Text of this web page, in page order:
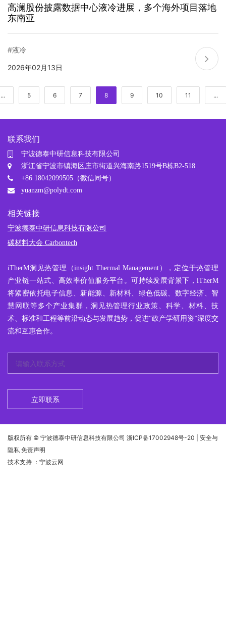
高澜股份披露数据中心液冷进展，多个海外项目落地
东南亚
#液冷
2026年02月13日
... 5 6 7 8 9 10 11 ...
联系我们
宁波德泰中研信息科技有限公司
浙江省宁波市镇海区庄市街道兴海南路1519号B栋B2-518
+86 18042099505（微信同号）
yuanzm@polydt.com
相关链接
宁波德泰中研信息科技有限公司
碳材料大会 Carbontech
iTherM洞见热管理
（insight Thermal Management），定位于热管理
产业链一站式、高效率价值服务平台。可持续发展背景下，iTherM
将紧密依托电子信息、新能源、新材料、绿色低碳、数字经济、智
慧网联等多个产业集群，洞见热管理行业政策、科学、材料、技
术、标准和工程等前沿动态与发展趋势，促进“政产学研用资”深度交
流和互惠合作。
立即联系
版权所有 © 宁波德泰中研信息科技有限公司 浙ICP备17002948号-20 | 安全与
隐私 免责声明
技术支持 ：宁波云网